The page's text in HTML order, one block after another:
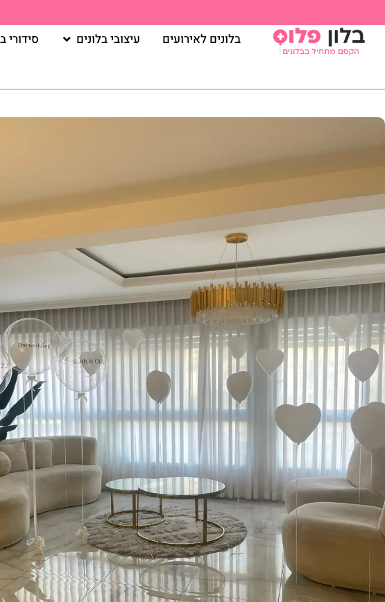
בלונים לאירועים עיצובי בלונים סידורי